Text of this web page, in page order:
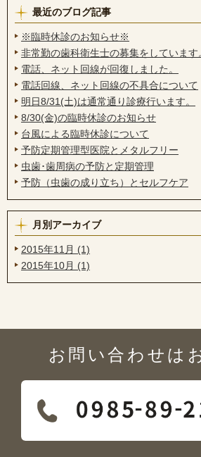
最近のブログ記事
※臨時休診のお知らせ※
非常勤の歯科衛生士の募集をしています
電話、ネット回線が回復しました。
電話回線、ネット回線の不具合について
明日8/31(土)は通常通り診療行います。
8/30(金)の臨時休診のお知らせ
台風による臨時休診について
予防定期管理型医院とメタルフリー
虫歯･歯周病の予防と定期管理
予防（虫歯の成り立ち）とセルフケア
月別アーカイブ
2015年11月 (1)
2015年10月 (1)
お問い合わせは